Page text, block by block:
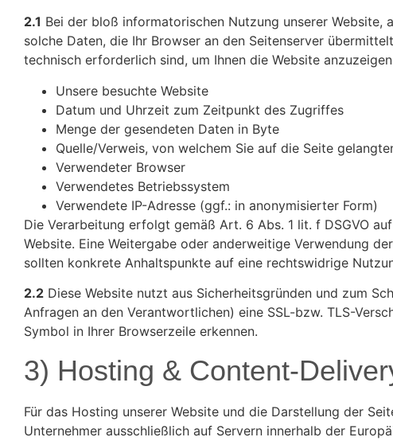
2.1 Bei der bloß informatorischen Nutzung unserer
solche Daten, die Ihr Browser an den Seitenserver
technisch erforderlich sind, um Ihnen die Website
Unsere besuchte Website
Datum und Uhrzeit zum Zeitpunkt des Zugriffes
Menge der gesendeten Daten in Byte
Quelle/Verweis, von welchem Sie auf die Seite
Verwendeter Browser
Verwendetes Betriebssystem
Verwendete IP-Adresse (ggf.: in anonymisierter Form)
Die Verarbeitung erfolgt gemäß Art. 6 Abs. 1 lit. f DSGVO
Website. Eine Weitergabe oder anderweitige Verwendung
sollten konkrete Anhaltspunkte auf eine rechtswidrige
2.2 Diese Website nutzt aus Sicherheitsgründen und zum
Anfragen an den Verantwortlichen) eine SSL-bzw. TLS-
Symbol in Ihrer Browserzeile erkennen.
3) Hosting & Content-
Für das Hosting unserer Website und die Darstellung der
Unternehmer ausschließlich auf Servern innerhalb der